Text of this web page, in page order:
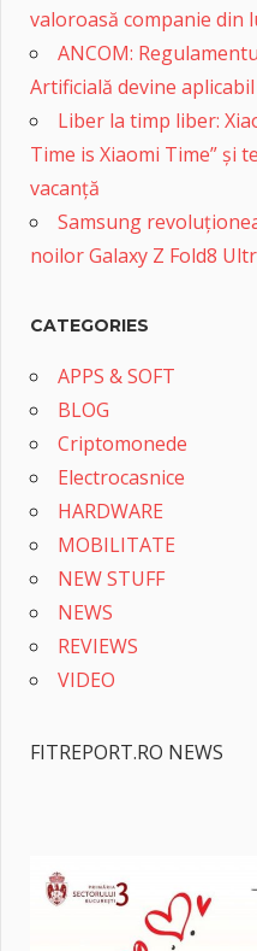
valoroasă companie din
ANCOM:
Artificială devine
Liber la timp liber:
Time is Xiaomi Time” și
vacanță
Samsung
noilor Galaxy Z Fold8
CATEGORIES
APPS & SOFT
BLOG
Criptomonede
Electrocasnice
HARDWARE
MOBILITATE
NEW STUFF
NEWS
REVIEWS
VIDEO
FITREPORT.RO NEWS